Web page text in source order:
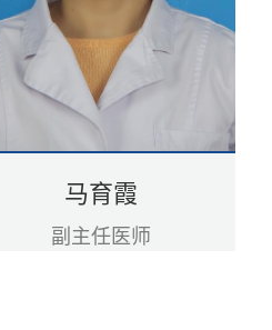
马育霞
副主任医师